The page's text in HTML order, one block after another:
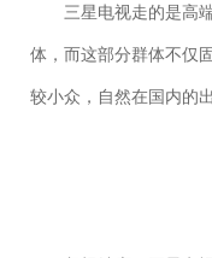
三星电视走的是高
体，而这部分群体不仅
较小众，自然在国内的